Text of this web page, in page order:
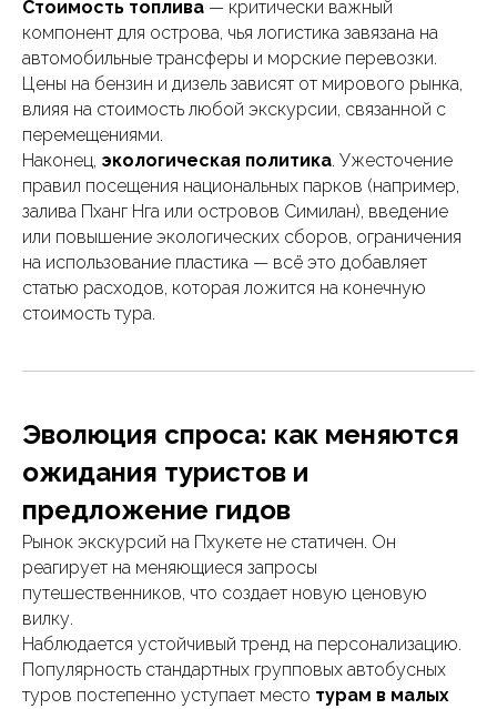
Стоимость топлива — критически важный
компонент для острова, чья логистика завязана на
автомобильные трансферы и морские перевозки.
Цены на бензин и дизель зависят от мирового рынка,
влияя на стоимость любой экскурсии, связанной с
перемещениями.
Наконец, экологическая политика. Ужесточение
правил посещения национальных парков (например,
залива Пханг Нга или островов Симилан), введение
или повышение экологических сборов, ограничения
на использование пластика — всё это добавляет
статью расходов, которая ложится на конечную
стоимость тура.
Эволюция спроса: как меняются
ожидания туристов и
предложение гидов
Рынок экскурсий на Пхукете не статичен. Он
реагирует на меняющиеся запросы
путешественников, что создает новую ценовую
вилку.
Наблюдается устойчивый тренд на персонализацию.
Популярность стандартных групповых автобусных
туров постепенно уступает место турам в малых